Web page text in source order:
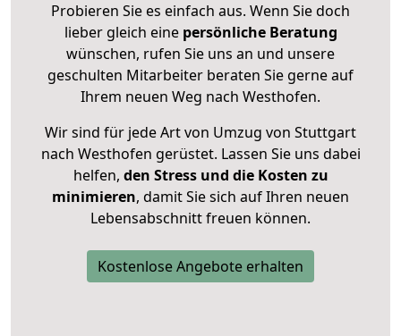
Probieren Sie es einfach aus. Wenn Sie doch
lieber gleich eine persönliche Beratung
wünschen, rufen Sie uns an und unsere
geschulten Mitarbeiter beraten Sie gerne auf
Ihrem neuen Weg nach Westhofen.
Wir sind für jede Art von Umzug von Stuttgart
nach Westhofen gerüstet. Lassen Sie uns dabei
helfen, den Stress und die Kosten zu
minimieren, damit Sie sich auf Ihren neuen
Lebensabschnitt freuen können.
Kostenlose Angebote erhalten